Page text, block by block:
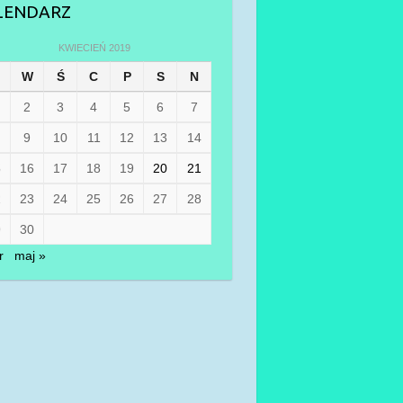
KWIECIEŃ 2019
W Ś C P S N
2 3 4 5 6 7
9 10 11 12 13 14
16 17 18 19 20 21
23 24 25 26 27 28
30
maj »